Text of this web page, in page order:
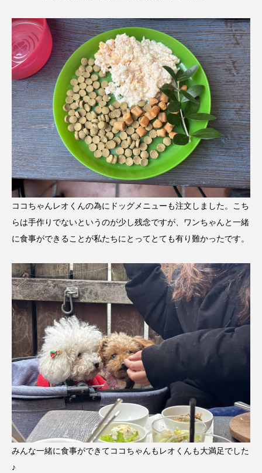
ココちゃんレオくんの為にドッグメニューも注文しました。こち
らは手作りでないというのが少し残念ですが、ワンちゃんと一緒
に食事ができることが私たちにとってとても有り難かったです。
みんな一緒に食事ができてココちゃんもレオくんも大満足でした
♪